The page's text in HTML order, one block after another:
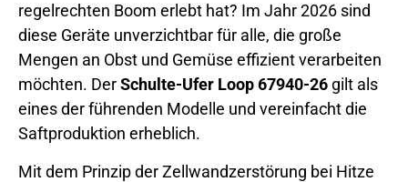
regelrechten Boom erlebt hat? Im Jahr 2026 sind
diese Geräte unverzichtbar für alle, die große
Mengen an Obst und Gemüse effizient verarbeiten
möchten. DerSchulte-Ufer Loop 67940-26 gilt als
eines der führenden Modelle und vereinfacht die
Saftproduktion erheblich.
Mit dem Prinzip der Zellwandzerstörung bei Hitze